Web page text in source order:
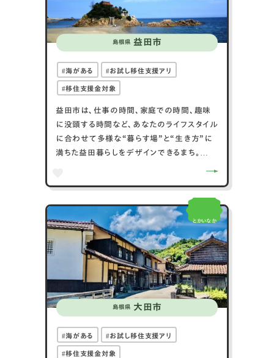
島根県 益田市
海がある お試し移住支援アリ
移住支援金対象
益田市は、仕事の時間、家庭での時間、趣味
に没頭する時間など、あなたのライフスタイル
に合わせて多様な“暮らす場”と“生き方”に
満ちた益田暮らしをデザインできるまち。
いう意欲ある”ひと“が増えつつあります。行
政だけでなく教育機関、地域、企業、民間団体
が一丸となり「ひとが育ち輝くまち益田」を目
指しています。
【こんな人におすすめ】
☑︎仕事と家庭以外の時間も大切にしたい方
☑︎子供の教育環境を大切にしたい方
☑︎多様な生き方を実践したい方
島根県 大田市
とかいなか
海がある お試し移住支援アリ
移住支援金対象